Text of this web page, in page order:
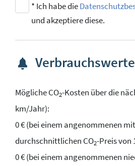
* Ich habe die
und akzeptiere diese.
Verbrauchswerte
Mögliche CO2-Kosten über die
km/Jahr):
0 € (bei einem angenommenen
durchschnittlichen CO2-Preis von
0 € (bei einem angenommenen